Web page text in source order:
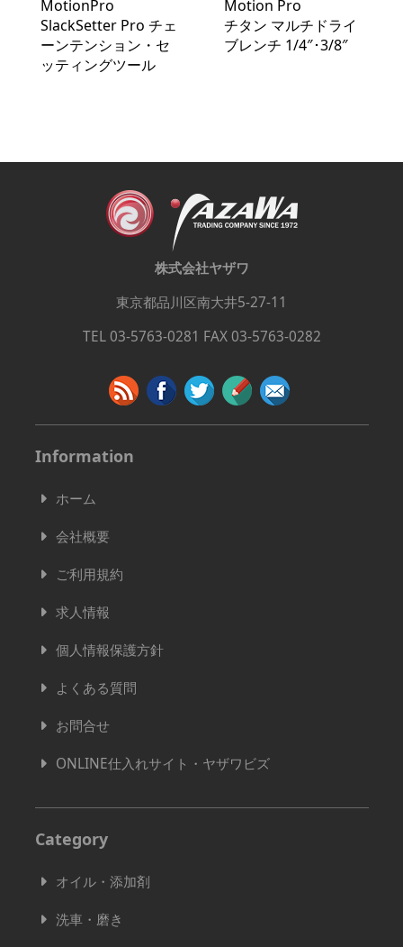
MotionPro
SlackSetter Pro チェ
ーンテンション・セ
ッティングツール
Motion Pro
チタン マルチドライ
ブレンチ 1/4″･3/8″
株式会社ヤザワ
東京都品川区南大井5-27-11
TEL 03-5763-0281 FAX 03-5763-0282
Information
ホーム
会社概要
ご利用規約
求人情報
個人情報保護方針
よくある質問
お問合せ
ONLINE仕入れサイト・ヤザワビズ
Category
オイル・添加剤
洗車・磨き